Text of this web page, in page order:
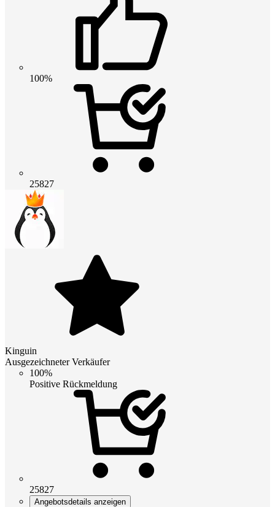
100%
25827
Kinguin
Ausgezeichneter Verkäufer
100%
Positive Rückmeldung
25827
Angebotsdetails anzeigen